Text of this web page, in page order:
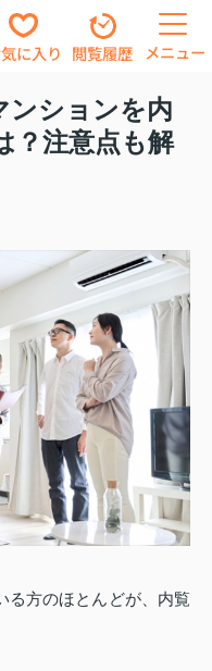
に入り 閲覧履歴 メニュー
ンションを内
？注意点も解
る方のほとんどが、内覧